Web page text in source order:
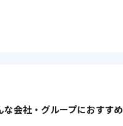
な会社・グループにおすすめ